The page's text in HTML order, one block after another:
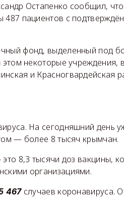
Остапенко сообщил,
пациентов с
фонд, выделенный под
некоторые учреждения,
и Красногвардейская
На сегодняшний день
— более 8 тысяч крымчан.
8,3 тысячи доз вакцины,
организациями.
467случаев коронавируса.